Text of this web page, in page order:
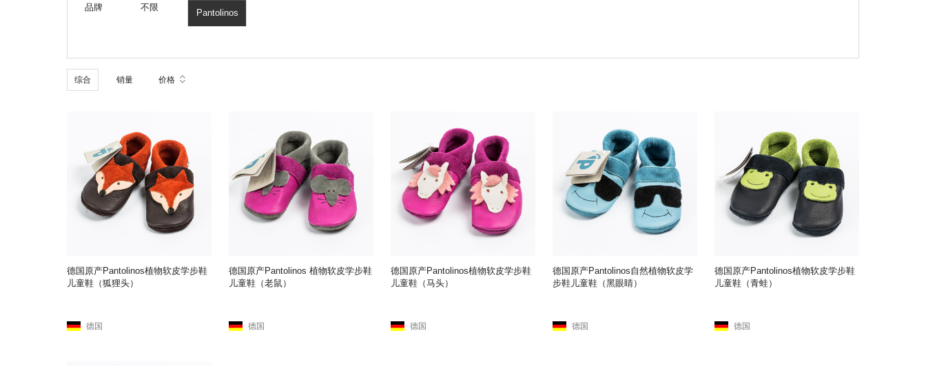
品牌 不限
Pantolinos
综合 销量 价格
德国原产Pantolinos植物软皮学步鞋
儿童鞋（狐狸头）
德国
德国原产Pantolinos 植物软皮学步鞋
儿童鞋（老鼠）
德国
德国原产Pantolinos植物软皮学步鞋
儿童鞋（马头）
德国
德国原产Pantolinos自然植物软皮学
步鞋儿童鞋（黑眼睛）
德国
德国原产Pantolinos植物软皮学步鞋
儿童鞋（青蛙）
德国